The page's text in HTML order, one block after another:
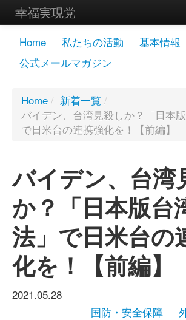
幸福実現党
メンバーズページ
党員
お問い合わせ
Home 私たちの活動
基本情報
公式メールマガジン
Home / 新着一覧 /
バイデン、台湾見殺しか？「日本版
で日米台の連携強化を！【前編】
バイデン、台湾
か？「日本版台
法」で日米台の
化を！【前編】
2021.05.28
国防・安全保障